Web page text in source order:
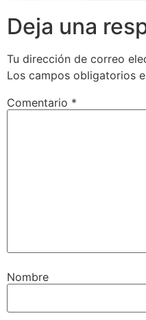
Deja una
Tu dirección de correo
Los campos obligatorios
Comentario *
Nombre